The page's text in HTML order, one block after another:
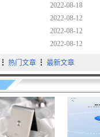
2022-08-18
2022-08-12
2022-08-12
2022-08-12
┇ 热门文章 ┇ 最新文章